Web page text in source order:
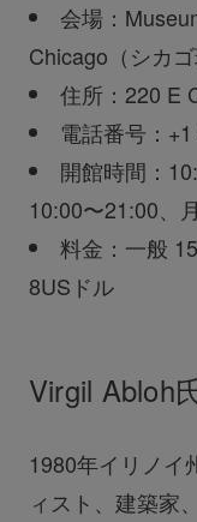
会場：
Chicago（シカゴ
住所：220 E
電話番号：
開館時間：
10:00〜21:00、
料金：一般
8USドル
Virgil Abloh
1980年イリノイ
ィスト、建築家